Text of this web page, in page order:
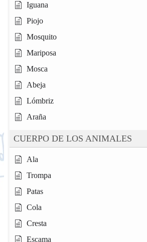
Iguana
Piojo
Mosquito
Mariposa
Mosca
Abeja
Lómbriz
Araña
CUERPO DE LOS ANIMALES
Ala
Trompa
Patas
Cola
Cresta
Escama